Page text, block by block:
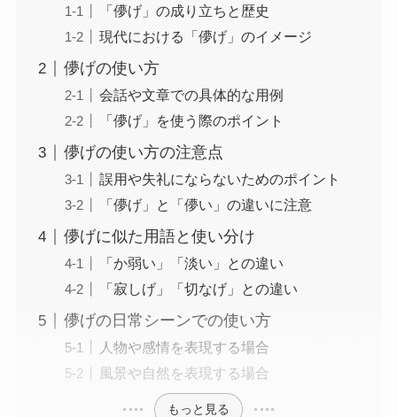
「儚げ」の成り立ちと歴史
現代における「儚げ」のイメージ
儚げの使い方
会話や文章での具体的な用例
「儚げ」を使う際のポイント
儚げの使い方の注意点
誤用や失礼にならないためのポイント
「儚げ」と「儚い」の違いに注意
儚げに似た用語と使い分け
「か弱い」「淡い」との違い
「寂しげ」「切なげ」との違い
儚げの日常シーンでの使い方
人物や感情を表現する場合
風景や自然を表現する場合
もっと見る